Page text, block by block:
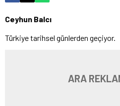
Ceyhun Balcı
Türkiye tarihsel günlerden geçiyor.
ARA